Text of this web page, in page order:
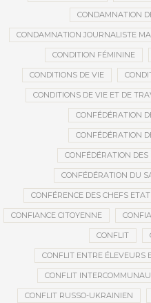
CONDAMNATION
CONDAMNATION JOURNALISTE
CONDITION FÉMININE
CONDITIONS DE VIE
CONDITIONS DE VIE ET DE
CONFÉDÉRATION
CONFÉDÉRATION
CONFÉDÉRATION
CONFÉDÉRATION DU
CONFÉRENCE DES CHEFS
CONFIANCE CITOYENNE
CONFLIT
CONFLIT ENTRE ÉLEVEURS
CONFLIT
CONFLIT RUSSO-UKRAINIEN